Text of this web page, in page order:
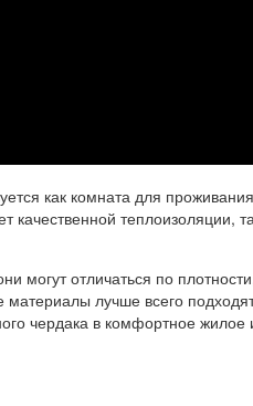
как комната для
теплоизоляции,
могут отличаться по
материалы лучше всего
чердака в комфортное жилое